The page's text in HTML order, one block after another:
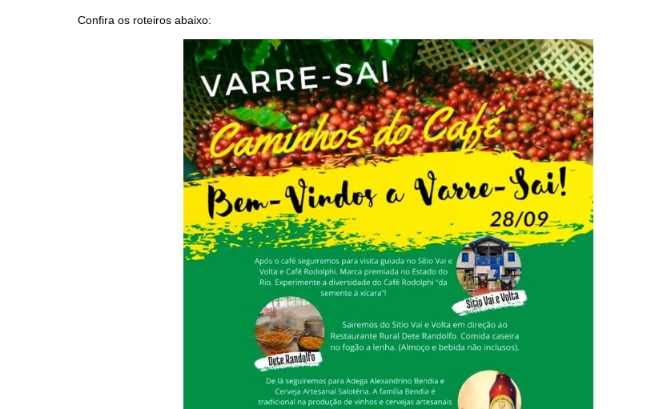
Confira os roteiros abaixo: